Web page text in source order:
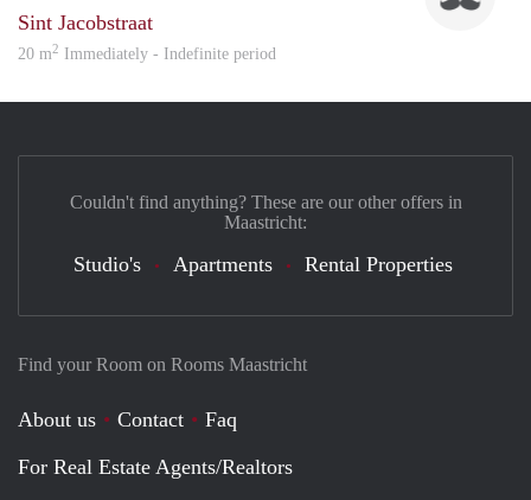
Sint Jacobstraat
20 m2 Immediately - Indefinite period
Find your Room on Rooms Maastricht
About us Contact
Faq
For Real Estate Agents/Realtors
Couldn't find anything? These are our other offers in
Maastricht:
Studio's Apartments Rental Properties